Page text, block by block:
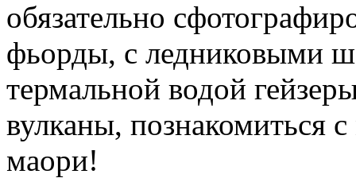
обязательно
фьорды, с ледниковыми
термальной водой
вулканы, познакомиться
маори!